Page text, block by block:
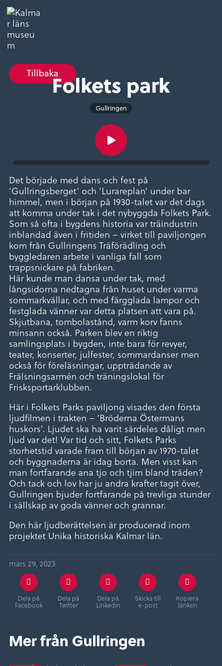
TillbakaFolkets park
Gullringen
Det började med dans och fest på
’Gullringsberget’ och ’Lurareplan’ under bar
himmel, men i början på 1930-talet var det dags
att komma under tak i det nybyggda Folkets Park.
Som så ofta i bygdens historia var träindustrin
inblandad även i fritiden – virket till paviljongen
kom från Gullringens Träförädling och
byggledaren arbete i vanliga fall som
trappsnickare på fabriken.
Här kunde man dansa under tak, med
långsidorna nedtagna från huset under varma
sommarkvällar, och med färgglada lampor och
festglada vänner var detta platsen att vara på.
Skjutbana, tombolastånd, varm korv fanns
minsann också. Parken blev en riktig
samlingsplats i bygden, inte bara för revyer,
teater, konserter, julfester, sommardanser men
också för föreläsningar, uppträdande av
Frälsningsarmén och träningslokal för
Frisksportarklubben.
Här i Folkets Parks paviljong visades den första
ljudfilmen i trakten – ’Bröderna Östermans
huskors’. Ljudet ska ha varit särdeles dåligt men
ljud var det! Var tid och sitt, Folkets Parks
storhetstid varade fram till början av 1970-talet
och byggnaderna är idag borta. Men visst kan
man fortfarande ana tjo och tjim bland träden?
Och tack och lov har ju andra krafter tagit över,
Gullringen bjuder fortfarande på trevliga stunder
i sällskap av goda vänner och grannar.
Den här ljudberättelsen är producerad inom
projektet Unika historiska Kalmar län.
mars 29, 2023
Dela på
Facebook
Dela på
Twitter
Dela på
Linkedin
Skicka till
e-post
Kopiera
länken
Mer från Gullringen